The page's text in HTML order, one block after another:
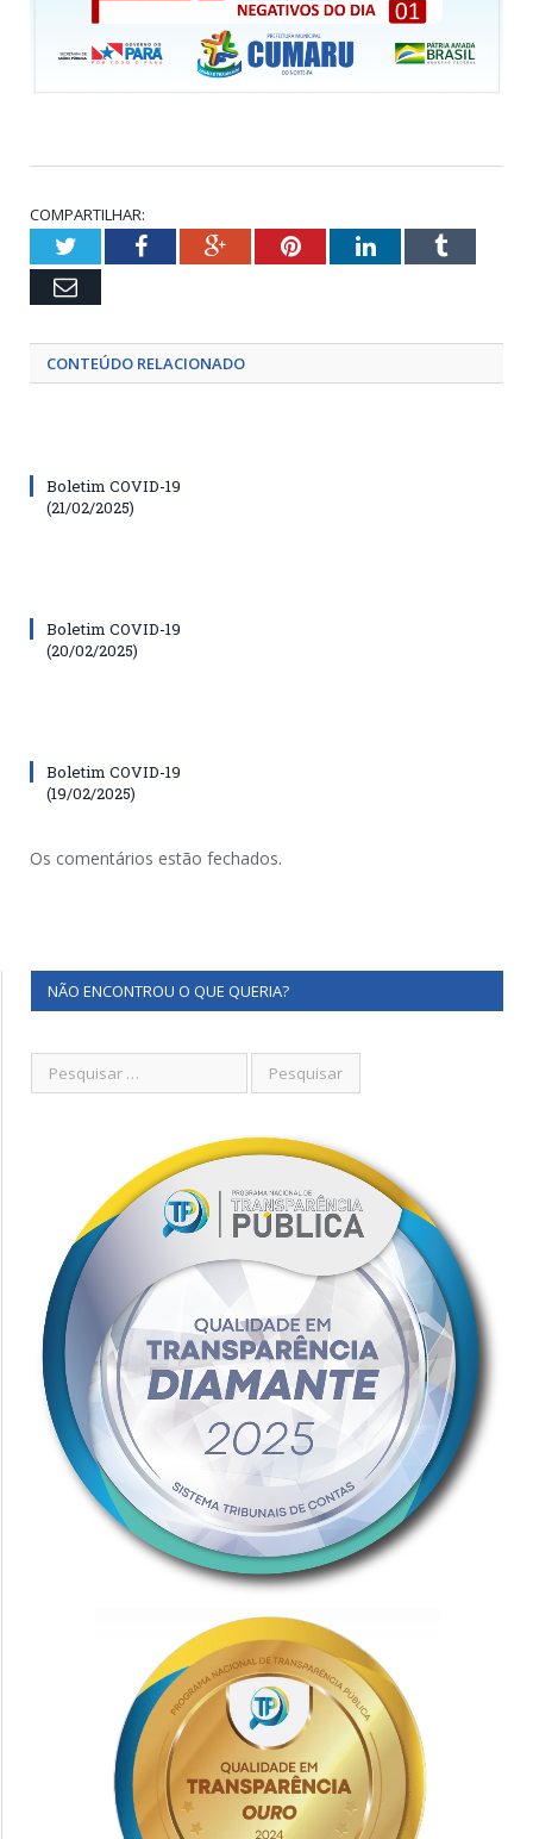
COMPARTILHAR:
TwitterFacebookGoogle+PinterestLinkedInTumblr
Email
CONTEÚDO RELACIONADO
Boletim COVID-19
(21/02/2025)
Boletim COVID-19
(20/02/2025)
Boletim COVID-19
(19/02/2025)
Os comentários estão fechados.
NÃO ENCONTROU O QUE QUERIA?